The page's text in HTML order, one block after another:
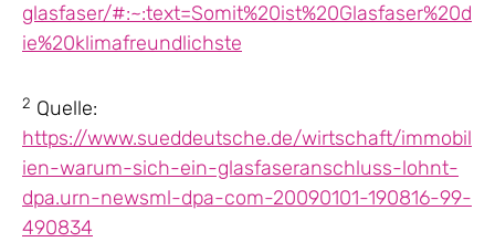
glasfaser/#:~:text=Somit%20ist%20Glasfaser%20d
ie%20klimafreundlichste
2 Quelle:
https://www.sueddeutsche.de/wirtschaft/immobil
ien-warum-sich-ein-glasfaseranschluss-lohnt-
dpa.urn-newsml-dpa-com-20090101-190816-99-
490834